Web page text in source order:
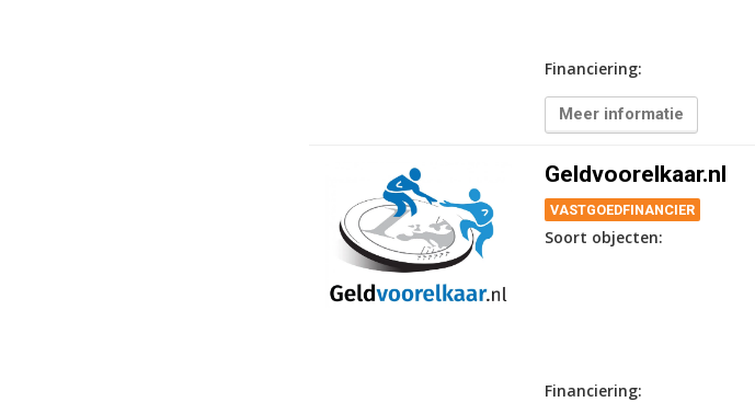
Financiering:
Meer informatie
Geldvoorelkaar.nl
VASTGOEDFINANCIER
Soort objecten:
Financiering: